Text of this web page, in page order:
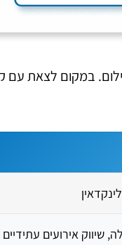
במקום לצאת עם
שיווק אירועים עתידיים